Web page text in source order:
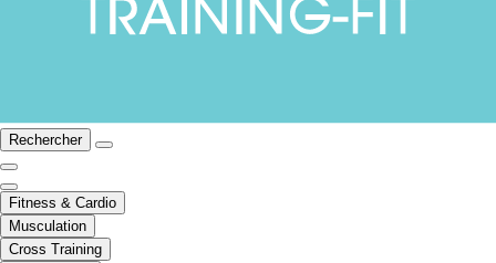
Rechercher
Fitness & Cardio
Musculation
Cross Training